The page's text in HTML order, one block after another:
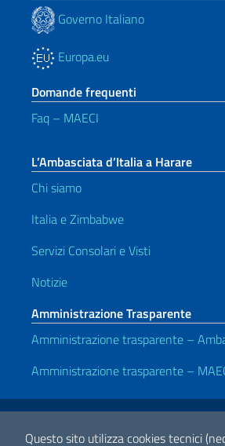
Questo sito utilizza cookies tecnici
Governo Italiano
Europa.eu
Domande frequenti
Faq – MAECI
L’Ambasciata d’Italia a Harare
Chi siamo
Italia e Zimbabwe
Servizi Consolari e Visti
Notizie
Amministrazione Trasparente
Amministrazione trasparente –
Amministrazione trasparente –
Link Utili